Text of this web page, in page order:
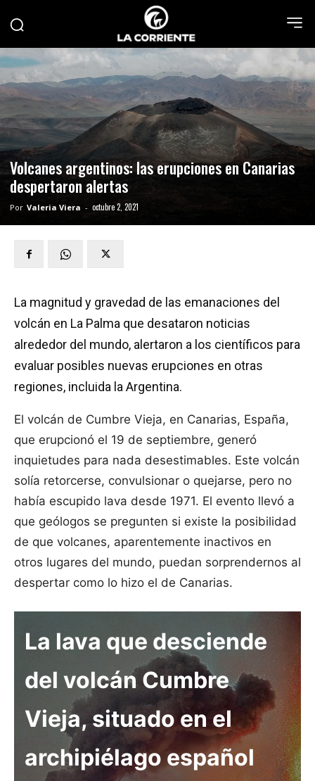
Volcanes argentinos: las erupciones en Canarias
despertaron alertas
Por Valeria Viera - octubre 2, 2021
La magnitud y gravedad de las emanaciones del
volcán en La Palma que desataron noticias
alrededor del mundo, alertaron a los científicos para
evaluar posibles nuevas erupciones en otras
regiones, incluida la Argentina.
El volcán de Cumbre Vieja, en Canarias, España,
que erupcionó el 19 de septiembre, generó
inquietudes para nada desestimables. Este volcán
solía retorcerse, convulsionar o quejarse, pero no
había escupido lava desde 1971. El evento llevó a
que geólogos se pregunten si existe la posibilidad
de que volcanes, aparentemente inactivos en
otros lugares del mundo, puedan sorprendernos al
despertar como lo hizo el de Canarias.
La lava que desciende
del volcán Cumbre
Vieja, situado en el
archipiélago español